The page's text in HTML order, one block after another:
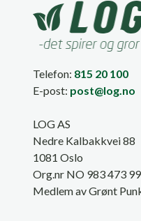
Telefon: 815 20 100
E-post: post@log.no
LOG AS
Nedre Kalbakkvei 88
1081 Oslo
Org.nr NO 983 473
Medlem av Grønt